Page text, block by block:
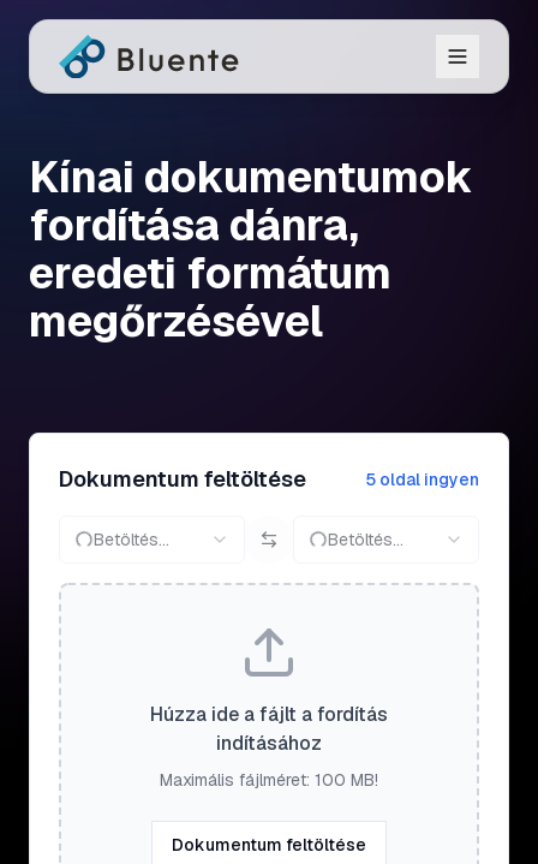
Kínai dokumentumok
fordítása dánra,
eredeti formátum
megőrzésével
Dokumentum feltöltése 5 oldal ingyen
Betöltés... Betöltés...
Húzza ide a fájlt a fordítás
indításához
Maximális fájlméret: 100 MB!
Dokumentum feltöltése